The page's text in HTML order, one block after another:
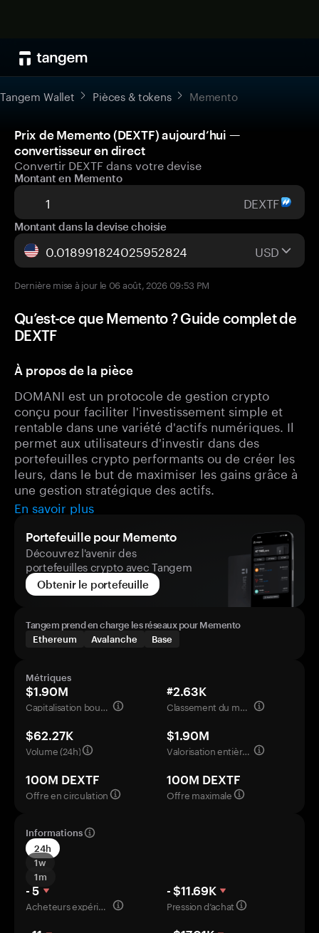
Tangem Wallet Pièces & tokens Memento
Prix de Memento (DEXTF) aujourd’hui —
convertisseur en direct
Convertir DEXTF dans votre devise
Montant en Memento
DEXTF
Montant dans la devise choisie
USD
Dernière mise à jour le 06 août, 2026 09:53 PM
Qu’est-ce que Memento ? Guide complet de
DEXTF
À propos de la pièce
DOMANI est un protocole de gestion crypto
conçu pour faciliter l'investissement simple et
rentable dans une variété d'actifs numériques. Il
permet aux utilisateurs d'investir dans des
portefeuilles crypto performants ou de créer les
leurs, dans le but de maximiser les gains grâce à
une gestion stratégique des actifs.
En savoir plus
Portefeuille pour Memento
Découvrez l'avenir des
portefeuilles crypto avec Tangem
Obtenir le portefeuille
Tangem prend en charge les réseaux pour Memento
Ethereum
Avalanche Base
Métriques
$1.90M
Capitalisation boursière
#2.63K
Classement du marché
$62.27K
Volume (24h)
$1.90M
Valorisation entièrement diluée
100M DEXTF
Offre en circulation
100M DEXTF
Offre maximale
Informations
24h
1w
1m
- 5
Acheteurs expérimentés
- $11.69K
Pression d’achat